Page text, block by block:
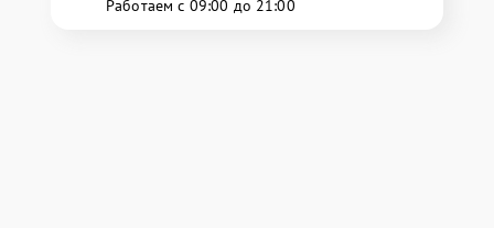
Работаем с 09:00 до 21:00